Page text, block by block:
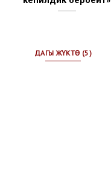
ДАГЫ ЖҮКТӨ (5)